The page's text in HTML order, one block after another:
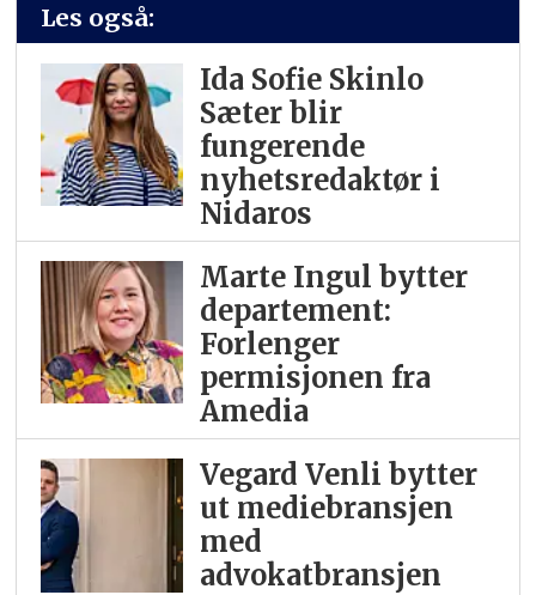
Les også:
Ida Sofie Skinlo
Sæter blir
fungerende
nyhetsredaktør i
Nidaros
Marte Ingul bytter
departement:
Forlenger
permisjonen fra
Amedia
Vegard Venli bytter
ut mediebransjen
med
advokatbransjen